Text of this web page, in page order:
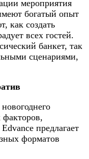
мероприятия
богатый опыт
как создать
всех гостей.
банкет, так
сценариями,
предлагает
форматов